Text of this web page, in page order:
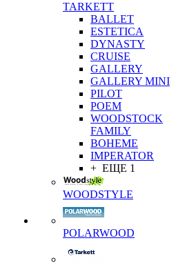
TARKETT
BALLET
ESTETICA
DYNASTY
CRUISE
GALLERY
GALLERY MINI
PILOT
POEM
WOODSTOCK
FAMILY
BOHEME
IMPERATOR
+ ЕЩЕ 1
WOODSTYLE
POLARWOOD